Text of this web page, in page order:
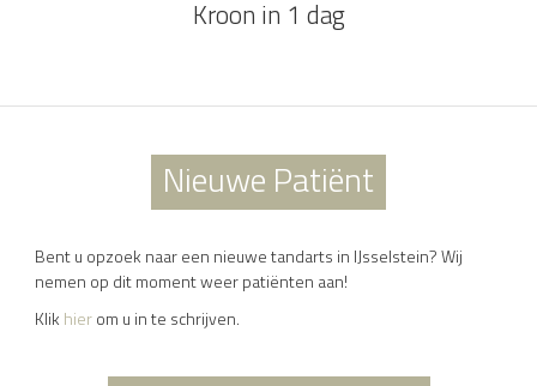
Kroon in 1 dag
Nieuwe Patiënt
Bent u opzoek naar een nieuwe tandarts in IJsselstein? Wij
nemen op dit moment weer patiënten aan!
Klik hierom u in te schrijven.